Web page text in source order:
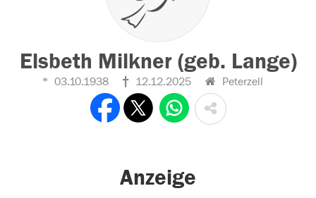
Elsbeth Milkner (geb. Lange)
03.10.1938 12.12.2025 Peterzell
Anzeige